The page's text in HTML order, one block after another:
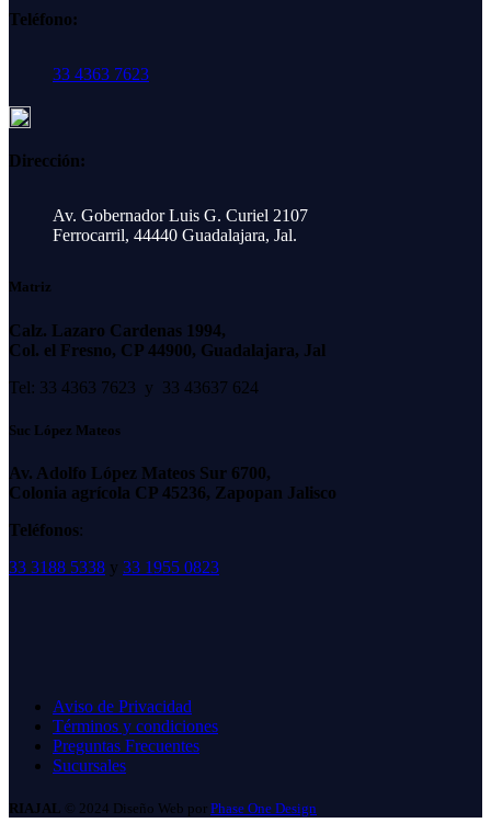
Teléfono:
33 4363 7623
Dirección:
Av. Gobernador Luis G. Curiel 2107
Ferrocarril, 44440 Guadalajara, Jal.
Matriz
Calz. Lazaro Cardenas 1994,
Col. el Fresno, CP 44900, Guadalajara, Jal
Tel: 33 4363 7623 y 33 43637 624
Suc López Mateos
Av. Adolfo López Mateos Sur 6700,
Colonia agrícola CP 45236, Zapopan Jalisco
Teléfonos:
33 3188 5338 y 33 1955 0823
Aviso de Privacidad
Términos y condiciones
Preguntas Frecuentes
Sucursales
RIAJAL © 2024 Diseño Web por Phase One Design